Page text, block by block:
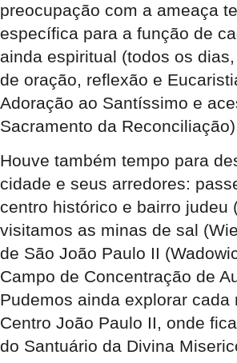
preocupação com a ameaça
específica para a função de
ainda espiritual (todos os
de oração, reflexão e
Adoração ao Santíssimo e
Sacramento da
Houve também tempo para
cidade e seus arredores:
centro histórico e bairro judeu
visitamos as minas de sal
de São João Paulo II
Campo de Concentração de
Pudemos ainda explorar cada
Centro João Paulo II, onde
do Santuário da Divina